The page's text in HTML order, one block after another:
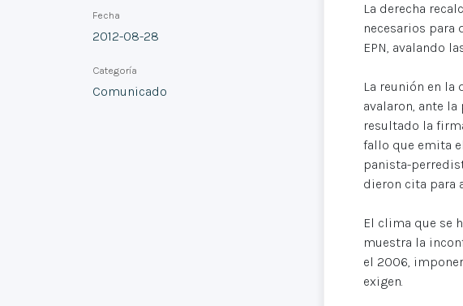
Fecha
2012-08-28
Categoría
Comunicado
La derecha
necesarios
EPN, avalando
La reunión en la
avalaron, ante
resultado la
fallo que emita
panista-
dieron cita para
El clima que se
muestra la
el 2006,
exigen.